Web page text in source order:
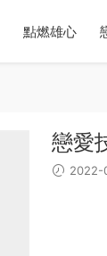
點燃雄心
戀愛
2022-